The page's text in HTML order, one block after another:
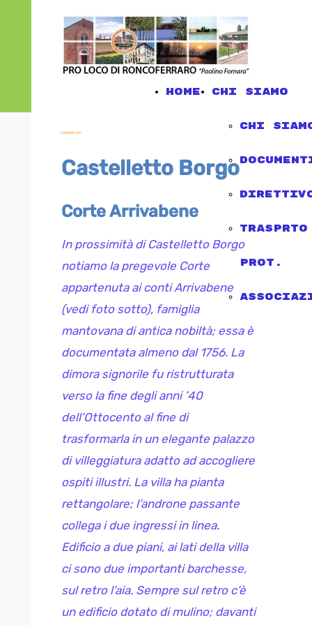
Home chi siamo
chi
trasprto
Prot.
Castelletto Borgo
Corte Arrivabene
In prossimità di Castelletto Borgo
notiamo la pregevole Corte
appartenuta ai conti Arrivabene
(vedi foto sotto), famiglia
mantovana di antica nobiltà; essa è
documentata almeno dal 1756. La
dimora signorile fu ristrutturata
verso la fine degli anni ’40
dell’Ottocento al fine di
trasformarla in un elegante palazzo
di villeggiatura adatto ad accogliere
ospiti illustri. La villa ha pianta
rettangolare; l’androne passante
collega i due ingressi in linea.
Edificio a due piani, ai lati della villa
ci sono due importanti barchesse,
sul retro l’aia. Sempre sul retro c’è
un edificio dotato di mulino; davanti